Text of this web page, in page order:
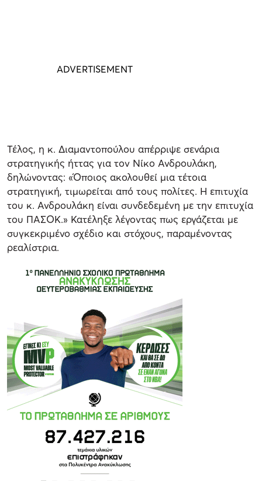
Τέλος, η κ. Διαμαντοπούλου απέρριψε σενάρια
στρατηγικής ήττας για τον Νίκο Ανδρουλάκη,
δηλώνοντας: «Όποιος ακολουθεί μια τέτοια
στρατηγική, τιμωρείται από τους πολίτες. Η επιτυχία
του κ. Ανδρουλάκη είναι συνδεδεμένη με την επιτυχία
του ΠΑΣΟΚ.» Κατέληξε λέγοντας πως εργάζεται με
συγκεκριμένο σχέδιο και στόχους, παραμένοντας
ρεαλίστρια.